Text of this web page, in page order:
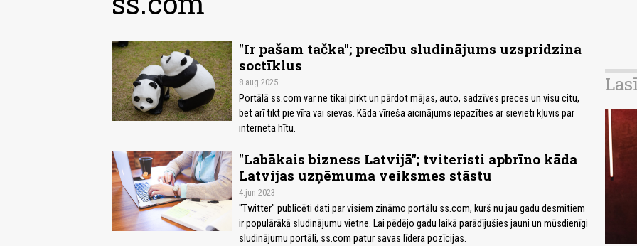
"Ir pašam tačka"; precību sludinājums uzspridzina
soctīklus
8.aug 2025
Portālā ss.com var ne tikai pirkt un pārdot mājas, auto, sadzīves preces un visu citu,
bet arī tikt pie vīra vai sievas. Kāda vīrieša aicinājums iepazīties ar sievieti kļuvis par
interneta hītu.
"Labākais bizness Latvijā"; tviteristi apbrīno kāda
Latvijas uzņēmuma veiksmes stāstu
4.jun 2023
"Twitter" publicēti dati par visiem zināmo portālu ss.com, kurš nu jau gadu desmitiem
ir populārākā sludinājumu vietne. Lai pēdējo gadu laikā parādījušies jauni un mūsdienīgi
sludinājumu portāli, ss.com patur savas līdera pozīcijas.